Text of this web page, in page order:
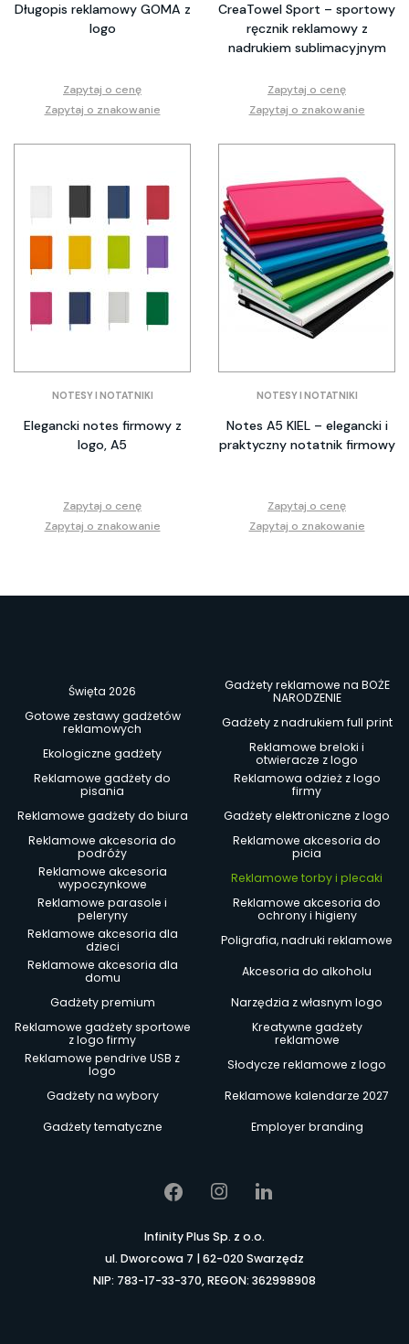
Długopis reklamowy GOMA z
logo
Zapytaj o cenę
Zapytaj o znakowanie
CreaTowel Sport – sportowy
ręcznik reklamowy z
nadrukiem sublimacyjnym
Zapytaj o cenę
Zapytaj o znakowanie
NOTESY I NOTATNIKI
Elegancki notes firmowy z
logo, A5
Zapytaj o cenę
Zapytaj o znakowanie
NOTESY I NOTATNIKI
Notes A5 KIEL – elegancki i
praktyczny notatnik firmowy
Zapytaj o cenę
Zapytaj o znakowanie
Święta 2026
Gadżety reklamowe na BOŻE
NARODZENIE
Gotowe zestawy gadżetów
reklamowych
Gadżety z nadrukiem full print
Ekologiczne gadżety
Reklamowe breloki i
otwieracze z logo
Reklamowe gadżety do
pisania
Reklamowa odzież z logo
firmy
Reklamowe gadżety do biura
Gadżety elektroniczne z logo
Reklamowe akcesoria do
podróży
Reklamowe akcesoria do
picia
Reklamowe akcesoria
wypoczynkowe
Reklamowe torby i plecaki
Reklamowe parasole i
peleryny
Reklamowe akcesoria do
ochrony i higieny
Reklamowe akcesoria dla
dzieci
Poligrafia, nadruki reklamowe
Reklamowe akcesoria dla
domu
Akcesoria do alkoholu
Gadżety premium
Narzędzia z własnym logo
Reklamowe gadżety sportowe
z logo firmy
Kreatywne gadżety
reklamowe
Reklamowe pendrive USB z
logo
Słodycze reklamowe z logo
Gadżety na wybory
Reklamowe kalendarze 2027
Gadżety tematyczne
Employer branding
Infinity Plus Sp. z o.o.
ul. Dworcowa 7 | 62-020 Swarzędz
NIP: 783-17-33-370, REGON: 362998908